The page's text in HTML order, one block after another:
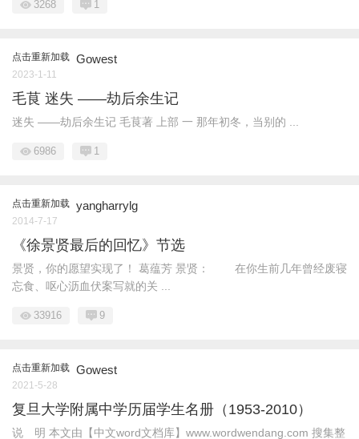
3268 1
点击重新加载 Gowest
2023-1-11
毛茛 迷失 ——劫后余生记
迷失 ——劫后余生记 毛茛著 上部 一 那年初冬，当别的 ...
6986 1
点击重新加载 yangharrylg
2014-7-17
《徐景贤最后的回忆》节选
景贤，你的愿望实现了！ 葛蕴芳 景贤： 在你生前几年曾经废寝
忘食、呕心沥血伏案写就的关 ...
33916 9
点击重新加载 Gowest
2021-5-28
复旦大学附属中学历届学生名册（1953-2010）
说 明 本文由【中文word文档库】www.wordwendang.com 搜集整